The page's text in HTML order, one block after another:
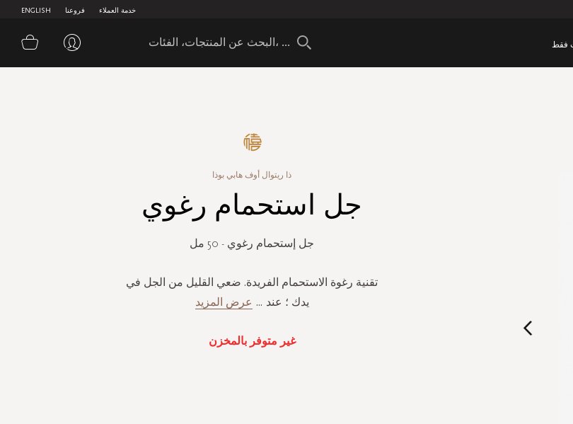
ENGLISH فروعنا خدمة العملاء
فقط سلة
ذا ريتوال أوف هابي بوذا
جل استحمام رغوي
جل إستحمام رغوي - 50 مل
تقنية رغوة الاستحمام الفريدة. ضعي القليل من الجل في
يدك ؛ عند ... عرض المزيد
غير متوفر بالمخزن